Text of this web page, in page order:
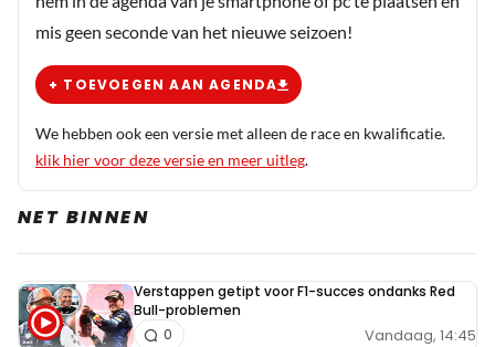
mis geen seconde van het nieuwe seizoen!
+ TOEVOEGEN AAN AGENDA
We hebben ook een versie met alleen de race en kwalificatie.
klik hier voor deze versie en meer uitleg.
NET BINNEN
Verstappen getipt voor F1-succes ondanks Red
Bull-problemen
Vandaag, 14:45
0